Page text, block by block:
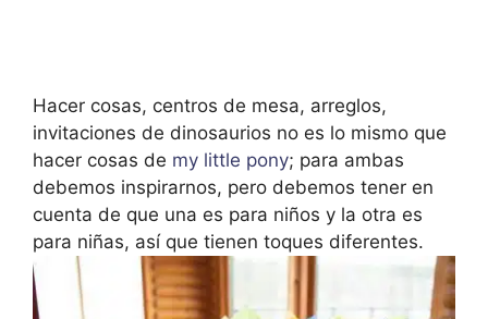
Hacer cosas, centros de mesa, arreglos,
invitaciones de dinosaurios no es lo mismo que
hacer cosas de my little pony; para ambas
debemos inspirarnos, pero debemos tener en
cuenta de que una es para niños y la otra es
para niñas, así que tienen toques diferentes.